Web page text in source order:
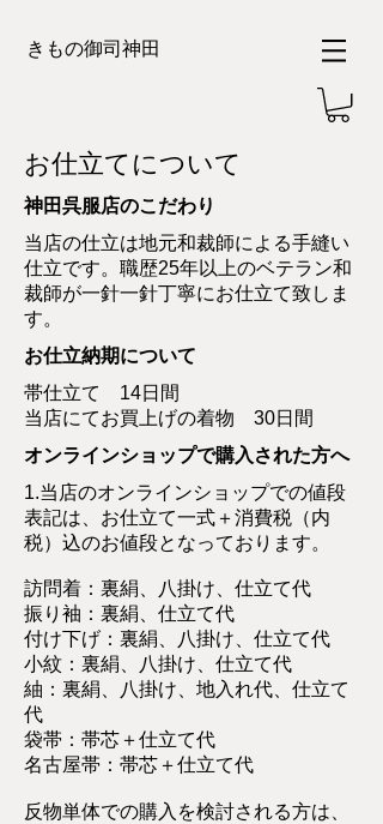
きもの御司神田
お仕立てについて
当店の仕立は地元和裁師による手縫い
仕立です。職歴25年以上のベテラン和
裁師が一針一針丁寧にお仕立て致しま
す。
帯仕立て 14日間
当店にてお買上げの着物 30日間​
お仕立納期について
神田呉服店のこだわり
オンラインショップで購入された方へ
1.当店のオンラインショップでの値段
表記は、お仕立て一式＋消費税（内
税）込のお値段となっております。
訪問着：裏絹、八掛け、仕立て代
振り袖：裏絹、仕立て代
付け下げ：裏絹、八掛け、仕立て代
小紋：裏絹、八掛け、仕立て代
紬：裏絹、八掛け、地入れ代、仕立て
代
袋帯：帯芯＋仕立て代
名古屋帯：帯芯＋仕立て代
反物単体での購入を検討される方は、